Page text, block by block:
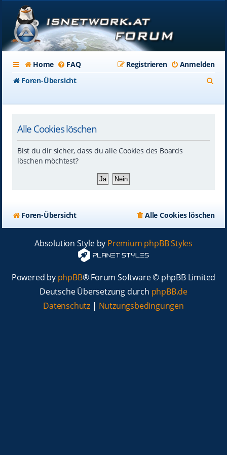
Home FAQ Anmelden
Registrieren
Foren-Übersicht
Alle Cookies löschen
Bist du dir sicher, dass du alle Cookies des Boards
löschen möchtest?
Foren-Übersicht Alle Cookies löschen
Absolution Style by Premium phpBB Styles
Powered by phpBB® Forum Software © phpBB Limited
Deutsche Übersetzung durch phpBB.de
Datenschutz | Nutzungsbedingungen